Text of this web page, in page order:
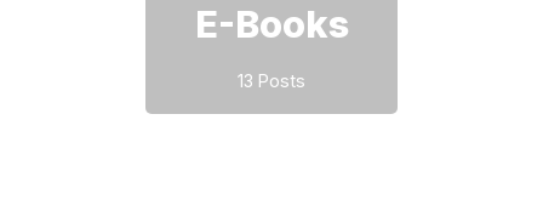
E-Books
13 Posts